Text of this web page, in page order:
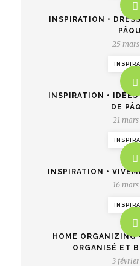
INSPIRATION •
25
INSPIRATION •
DE
21
INSPIRATION •
16
HOME ORGANIZING
ORGANISÉ ET
3